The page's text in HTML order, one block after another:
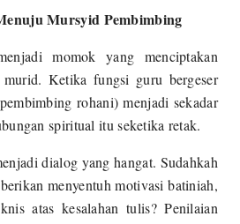
Mursyid Pembimbing
momok yang menciptakan
Ketika fungsi guru bergeser
rohani) menjadi sekadar
spiritual itu seketika retak.
dialog yang hangat. Sudahkah
menyentuh motivasi batiniah,
atas kesalahan tulis? Penilaian